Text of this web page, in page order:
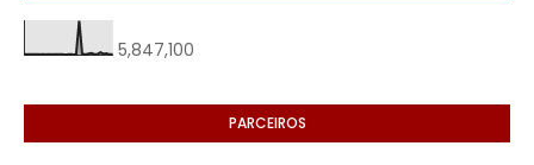
5,847,100
PARCEIROS